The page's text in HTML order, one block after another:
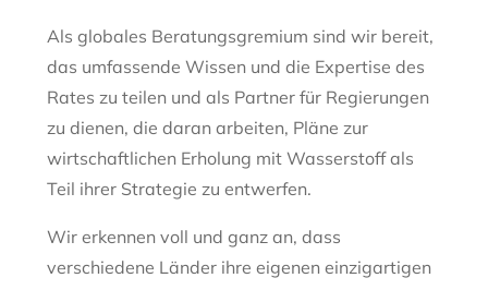
Als globales Beratungsgremium sind wir bereit,
das umfassende Wissen und die Expertise des
Rates zu teilen und als Partner für Regierungen
zu dienen, die daran arbeiten, Pläne zur
wirtschaftlichen Erholung mit Wasserstoff als
Teil ihrer Strategie zu entwerfen.
Wir erkennen voll und ganz an, dass
verschiedene Länder ihre eigenen einzigartigen